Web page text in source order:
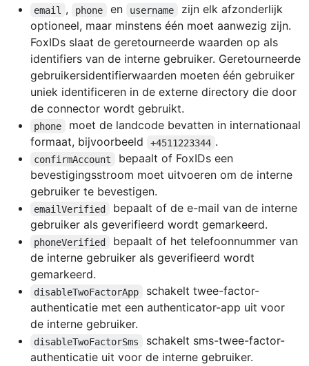
email , phone en username
zijn elk afzonderlijk
optioneel, maar minstens één moet aanwezig zijn.
FoxIDs slaat de geretourneerde waarden op als
identifiers van de interne gebruiker. Geretourneerde
gebruikersidentifierwaarden moeten één gebruiker
uniek identificeren in de externe directory die door
de connector wordt gebruikt.
phone
moet de landcode bevatten in internationaal
formaat, bijvoorbeeld
+4511223344 .
confirmAccount
bepaalt of FoxIDs een
bevestigingsstroom moet uitvoeren om de interne
gebruiker te bevestigen.
emailVerified
bepaalt of de e-mail van de interne
gebruiker als geverifieerd wordt gemarkeerd.
phoneVerified
bepaalt of het telefoonnummer van
de interne gebruiker als geverifieerd wordt
gemarkeerd.
disableTwoFactorApp
schakelt twee-factor-
authenticatie met een authenticator-app uit voor
de interne gebruiker.
disableTwoFactorSms
schakelt sms-twee-factor-
authenticatie uit voor de interne gebruiker.